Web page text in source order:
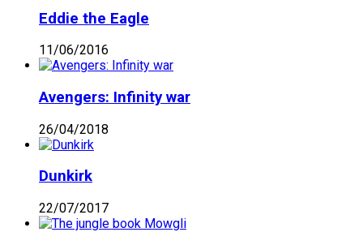
Eddie the Eagle
11/06/2016
Avengers: Infinity war
26/04/2018
Dunkirk
22/07/2017